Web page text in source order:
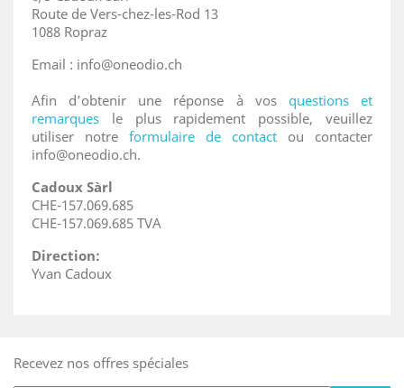
Route de Vers-chez-les-Rod 13
1088 Ropraz
Email : info@oneodio.ch
Afin d’obtenir une réponse à vos questions et
remarques le plus rapidement possible, veuillez
utiliser notre formulaire de contact ou contacter
info@oneodio.ch.
Cadoux Sàrl
CHE-157.069.685
CHE-157.069.685 TVA
Direction:
Yvan Cadoux
Recevez nos offres spéciales